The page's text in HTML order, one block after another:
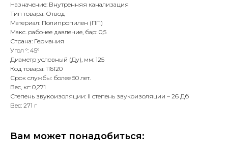
Назначение: Внутренняя канализация
Тип товара: Отвод
Материал: Полипропилен (ПП)
Макс. рабочее давление, бар: 0,5
Страна: Германия
Угол °: 45°
Диаметр условный (Ду), мм: 125
Код товара: 116120
Срок службы: более 50 лет.
Вес, кг: 0,271
Степень звукоизоляции: II степень звукоизоляции – 26 Дб
Вес: 271 г
Вам может понадобиться: